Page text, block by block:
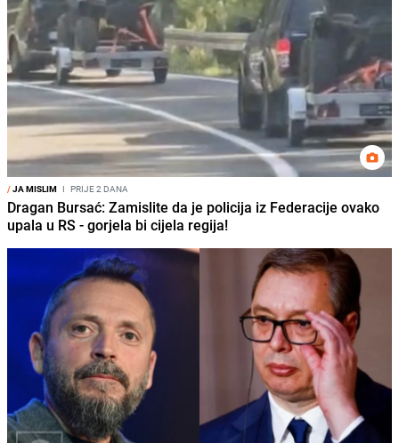
/JA MISLIM I PRIJE 2 DANA
Dragan Bursać: Zamislite da je policija iz Federacije ovako
upala u RS - gorjela bi cijela regija!